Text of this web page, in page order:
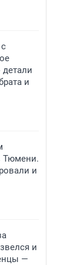
и
Тюмени.
и
и
—